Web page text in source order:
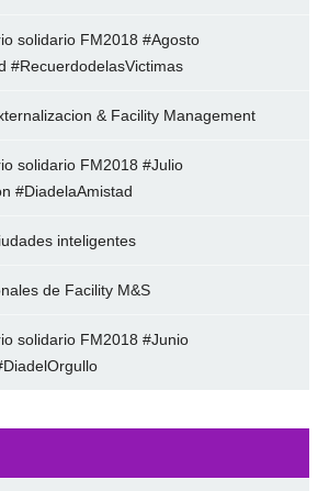
solidario FM2018 #Agosto
#RecuerdodelasVictimas
& Facility Management
solidario FM2018 #Julio
#DiadelaAmistad
inteligentes
de Facility M&S
solidario FM2018 #Junio